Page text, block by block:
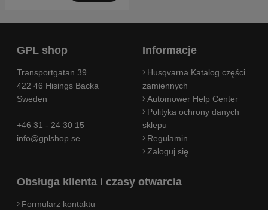
GPL shop
Transportgatan 39
422 46 Hisings Backa
Sweden
+46 31 - 24 30 15
info@gplshop.se
Informacje
Husqvarna Katalog części
zamiennych
Automower Help Center
Polityka ochrony danych
sklepu
Regulamin
Zaloguj się
Obsługa klienta i czasy otwarcia
Formularz kontaktu